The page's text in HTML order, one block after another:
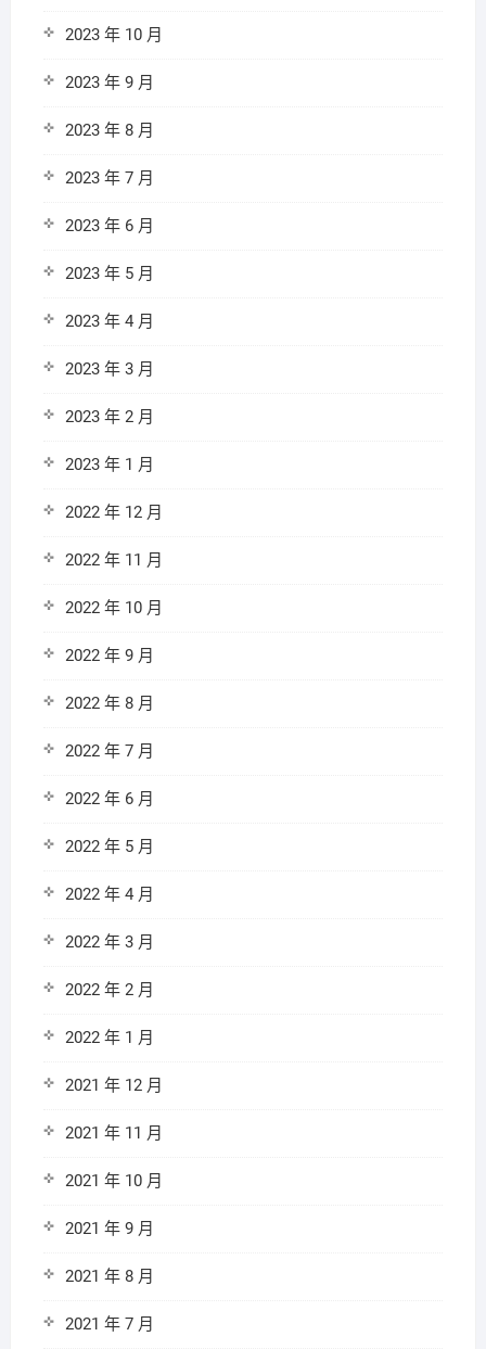
2023 年 10 月
2023 年 9 月
2023 年 8 月
2023 年 7 月
2023 年 6 月
2023 年 5 月
2023 年 4 月
2023 年 3 月
2023 年 2 月
2023 年 1 月
2022 年 12 月
2022 年 11 月
2022 年 10 月
2022 年 9 月
2022 年 8 月
2022 年 7 月
2022 年 6 月
2022 年 5 月
2022 年 4 月
2022 年 3 月
2022 年 2 月
2022 年 1 月
2021 年 12 月
2021 年 11 月
2021 年 10 月
2021 年 9 月
2021 年 8 月
2021 年 7 月